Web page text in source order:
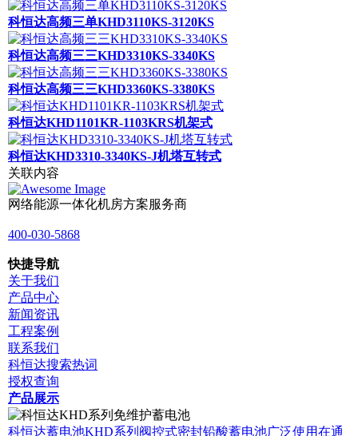
科恒达高频三单KHD3110KS-3120KS
科恒达高频三三KHD3310KS-3340KS
科恒达高频三三KHD3360KS-3380KS
科恒达KHD1101KR-1103KRS机架式
科恒达KHD3310-3340KS-J机塔互转式
关联内容
网络能源一体化机房方案服务商
400-030-5868
快捷导航
关于我们
产品中心
新闻资讯
工程案例
联系我们
科恒达搜索热词
授权查询
产品展示
科恒达蓄电池KHD系列阀控式密封铅酸蓄电池广泛使用在通